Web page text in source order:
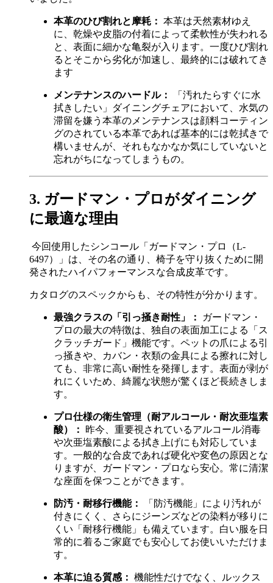
本革のひび割れと摩耗： 本革は天然素材ゆえ
に、乾燥や皮脂の付着によって柔軟性が失われる
と、表面に細かな亀裂が入ります。一度ひび割れ
るとそこから劣化が加速し、最終的には破れてき
ます
メンテナンスのハードル：
「汚れたらすぐに水
拭きしたい」ダイニングチェアにおいて、水気の
滞留を嫌う本革のメンテナンスは顔料コーティン
グのされている本革であれば基本的には乾拭きで
構いませんが、それもなかなか気にしていないと
忘れがちになってしまうもの。
3. ガードマン・プロがダイニング
に最適な理由
今回使用したシンコール「ガードマン・プロ（L-
6497）」は、その名の通り、椅子を守り抜くために開
発されたハイパフォーマンスな合成皮革です。
カタログのスペックからも、その特性が分かります。
最強クラスの「引っ掻き耐性」：
ガードマン・
プロの最大の特徴は、独自の表面加工による「ス
クラッチガード」機能です。ペットの爪による引
っ掻きや、カバン・衣類の金具による擦れに対し
ても、非常に高い耐性を発揮します。表面が剥が
れにくいため、綺麗な状態が驚くほど長続きしま
す。
プロ仕様の衛生管理（耐アルコール・耐次亜塩素
酸）：
昨今、重要視されているアルコール消毒
や次亜塩素酸による拭き上げにも対応していま
す。一般的な合皮であれば硬化や変色の原因とな
りますが、ガードマン・プロなら安心。常に清潔
な座面を保つことができます。
防汚・耐移行機能：
「防汚機能」により汚れが
付きにくく、さらにジーンズなどの染料が移りに
くい「耐移行機能」も備えています。白い服を日
常的に着るご家庭でも安心してお使いいただけま
す。
本革に迫る質感： 機能性だけでなく、ルックス